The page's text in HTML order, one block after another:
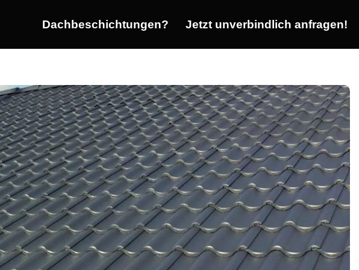
Dachbeschichtungen? Jetzt unverbindlich anfragen!